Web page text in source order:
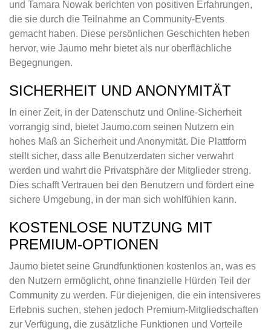
und Tamara Nowak berichten von positiven Erfahrungen,
die sie durch die Teilnahme an Community-Events
gemacht haben. Diese persönlichen Geschichten heben
hervor, wie Jaumo mehr bietet als nur oberflächliche
Begegnungen.
SICHERHEIT UND ANONYMITÄT
In einer Zeit, in der Datenschutz und Online-Sicherheit
vorrangig sind, bietet Jaumo.com seinen Nutzern ein
hohes Maß an Sicherheit und Anonymität. Die Plattform
stellt sicher, dass alle Benutzerdaten sicher verwahrt
werden und wahrt die Privatsphäre der Mitglieder streng.
Dies schafft Vertrauen bei den Benutzern und fördert eine
sichere Umgebung, in der man sich wohlfühlen kann.
KOSTENLOSE NUTZUNG MIT
PREMIUM-OPTIONEN
Jaumo bietet seine Grundfunktionen kostenlos an, was es
den Nutzern ermöglicht, ohne finanzielle Hürden Teil der
Community zu werden. Für diejenigen, die ein intensiveres
Erlebnis suchen, stehen jedoch Premium-Mitgliedschaften
zur Verfügung, die zusätzliche Funktionen und Vorteile